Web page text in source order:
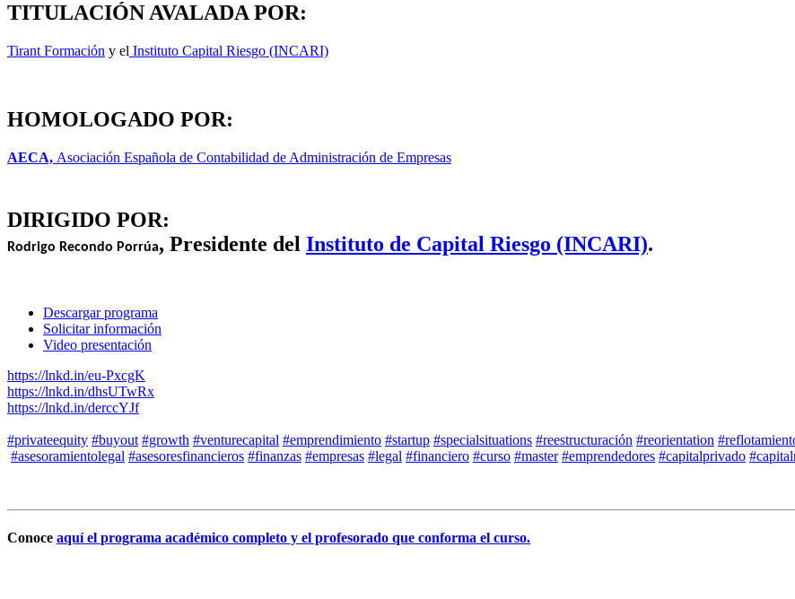
TITULACIÓN AVALADA POR:
Tirant Formación y el Instituto Capital Riesgo (INCARI)
HOMOLOGADO POR:
AECA, Asociación Española de Contabilidad de Administración de Empresas
DIRIGIDO POR:
Rodrigo Recondo Porrúa, Presidente del Instituto de Capital Riesgo (INCARI).
Descargar programa
Solicitar información
Video presentación
https://lnkd.in/eu-PxcgK
https://lnkd.in/dhsUTwRx
https://lnkd.in/derccYJf
#privateequity #buyout #growth #venturecapital #emprendimiento #startup #specialsituations #reestructuración #reorientation
#asesoramientolegal #asesoresfinancieros #finanzas #empresas #legal #financiero #curso #master #emprendedores #capitalprivado
Conoce aquí el programa académico completo y el profesorado que conforma el curso.